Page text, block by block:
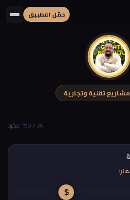
حمّل التطبيق
تقنية وتجارية
36 / 190 فكرة